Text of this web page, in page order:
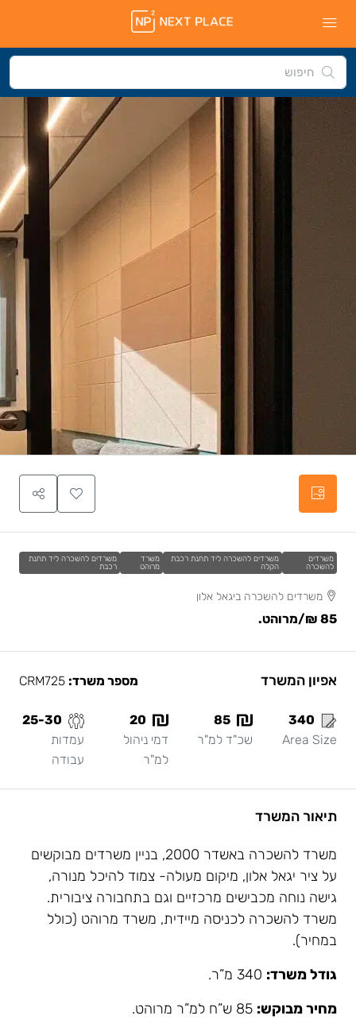
משרדים
להשכרה
משרדים להשכרה ליד תחנת רכבת
הקלה
משרד
מרוהט
משרדים להשכרה ליד תחנת
רכבת
משרדים להשכרה ביגאל אלון
85 ₪ /מרוהט.
אפיון המשרד מספר משרד:
340
Area Size
85
שכ"ד למ"ר
20
דמי ניהול
למ"ר
25-30
עמדות
עבודה
תיאור המשרד
משרד להשכרה באשדר 2000, בניין משרדים מבוקשים
על ציר יגאל אלון, מיקום מעולה- צמוד להיכל מנורה,
גישה נוחה מכבישים מרכזיים וגם בתחבורה ציבורית.
משרד להשכרה לכניסה מיידית, משרד מרוהט (כולל
במחיר).
גודל משרד:
מחיר מבוקש: